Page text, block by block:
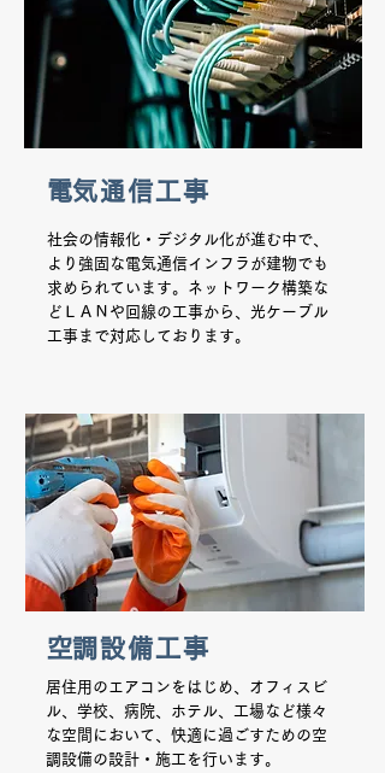
​電気通信工事
社会の情報化・デジタル化が進む中で、
より強固な電気通信インフラが建物でも
求められています。ネットワーク構築な
どＬＡＮや回線の工事から、光ケーブル
工事まで対応しております。
​空調設備工事
居住用のエアコンをはじめ、オフィスビ
ル、学校、病院、ホテル、工場など様々
な空間において、快適に過ごすための空
調設備の設計・施工を行います。